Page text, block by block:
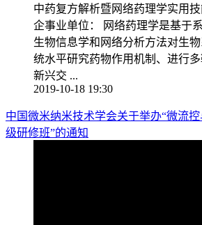
中药复方解析暨网络药理学实用
企事业单位： 网络药理学是基于
生物信息学和网络分析方法对生
统水平研究药物作用机制、进行
新兴交 ...
2019-10-18 19:30
中国微米纳米技术学会关于举办“微流
级研修班”的通知